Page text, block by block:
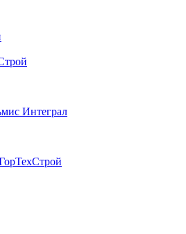
Интеграл